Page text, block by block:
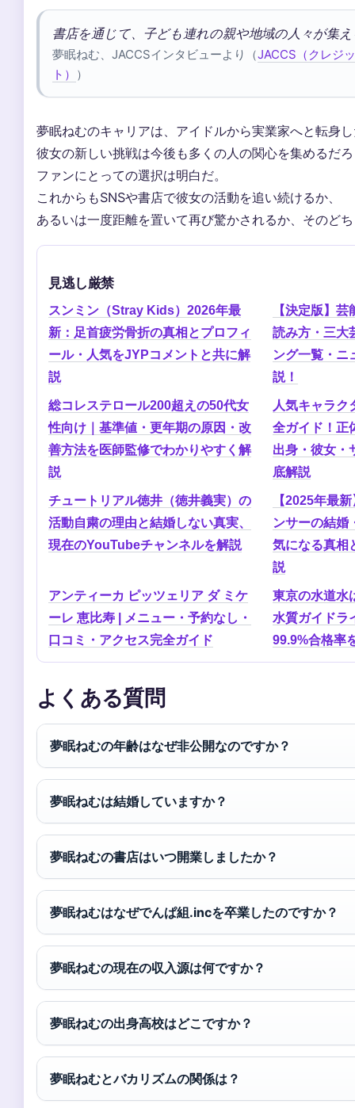
書店を通じて、子ども連れの親や地域の人々が集
夢眠ねむ、JACCSインタビューより（JACCS（クレジ
ト） ）
夢眠ねむのキャリアは、アイドルから実業家へと転身
彼女の新しい挑戦は今後も多くの人の関心を集めるだ
ファンにとっての選択は明白だ。
これからもSNSや書店で彼女の活動を追い続けるか、
あるいは一度距離を置いて再び驚かされるか、そのど
見逃し厳禁
スンミン（Stray Kids）2026年最
新：足首疲労骨折の真相とプロフィ
ール・人気をJYPコメントと共に解
説
【決定版】
読み方・三大
ング一覧・ニ
説！
総コレステロール200超えの50代女
性向け｜基準値・更年期の原因・改
善方法を医師監修でわかりやすく解
説
人気キャラク
全ガイド！正
出身・彼女・
底解説
チュートリアル徳井（徳井義実）の
活動自粛の理由と結婚しない真実、
現在のYouTubeチャンネルを解説
【2025年最
ンサーの結婚
気になる真相
説
アンティーカ ピッツェリア ダ ミケ
ーレ 恵比寿 | メニュー・予約なし・
口コミ・アクセス完全ガイド
東京の水道水
水質ガイドラ
99.9%合格率
よくある質問
夢眠ねむの年齢はなぜ非公開なのですか？
夢眠ねむは結婚していますか？
夢眠ねむの書店はいつ開業しましたか？
夢眠ねむはなぜでんぱ組.incを卒業したのですか？
夢眠ねむの現在の収入源は何ですか？
夢眠ねむの出身高校はどこですか？
夢眠ねむとバカリズムの関係は？